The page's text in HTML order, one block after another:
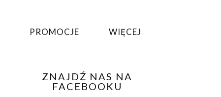
PROMOCJE WIĘCEJ
ZNAJDŹ NAS NA
FACEBOOKU